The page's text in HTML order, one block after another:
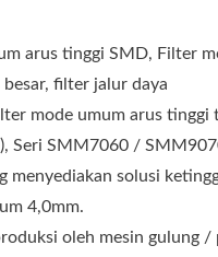
arus tinggi SMD, Filter
filter jalur daya
mode umum arus tinggi
Seri SMM7060 /
menyediakan solusi
4,0mm.
oleh mesin gulung /